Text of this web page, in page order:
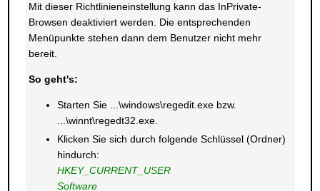
Mit dieser Richtlinieneinstellung kann das InPrivate-
Browsen deaktiviert werden. Die entsprechenden
Menüpunkte stehen dann dem Benutzer nicht mehr
bereit.
So geht's:
Starten Sie ...\windows\regedit.exe bzw.
...\winnt\regedt32.exe.
Klicken Sie sich durch folgende Schlüssel (Ordner)
hindurch:
HKEY_CURRENT_USER
Software